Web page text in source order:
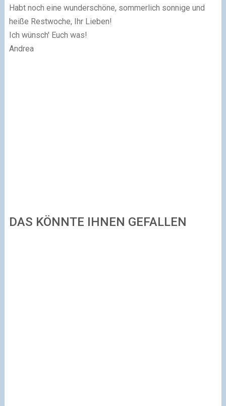
Habt noch eine wunderschöne, sommerlich sonnige und
heiße Restwoche, Ihr Lieben!
Ich wünsch' Euch was!
Andrea
DAS KÖNNTE IHNEN GEFALLEN